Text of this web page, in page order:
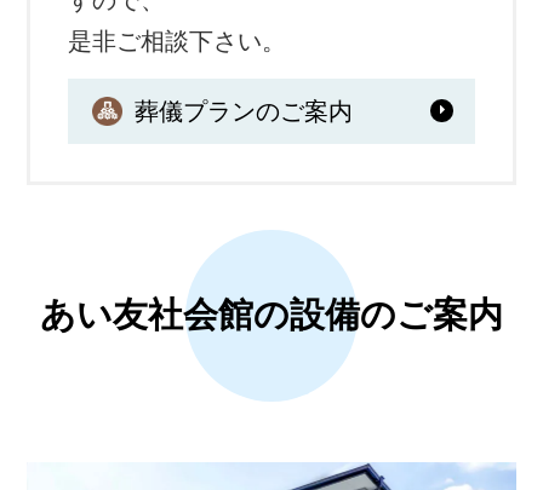
是非ご相談下さい。
葬儀プランのご案内
あい友社会館の設備のご案内